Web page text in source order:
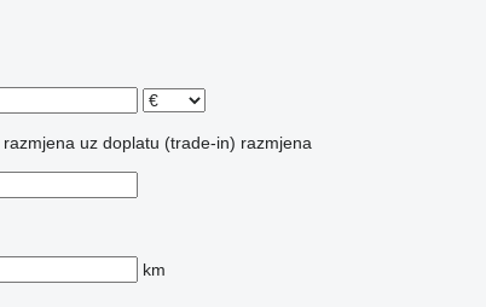
razmjena uz doplatu (trade-in) razmjena
km